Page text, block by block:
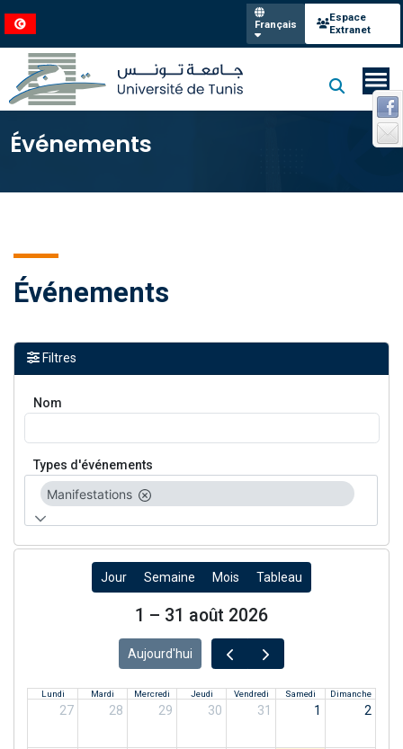
Français
Espace
Extranet
Événements
Événements
Filtres
Nom
Types d'événements
Manifestations
Jour Semaine Mois Tableau
1 – 31 août 2026
Aujourd'hui
Lundi Mardi Mercredi Jeudi Vendredi Samedi Dimanche
27 28 29 30 31 1 2